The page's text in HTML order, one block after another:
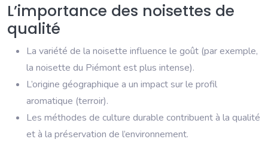
L’importance des noisettes de
qualité
La variété de la noisette influence le goût (par exemple,
la noisette du Piémont est plus intense).
L’origine géographique a un impact sur le profil
aromatique (terroir).
Les méthodes de culture durable contribuent à la qualité
et à la préservation de l’environnement.